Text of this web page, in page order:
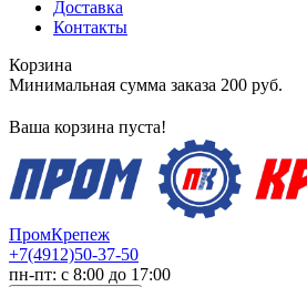
Доставка
Контакты
Корзина
Минимальная сумма заказа 200 руб.
Ваша корзина пуста!
ПромКрепеж
+7(4912)50-37-50
пн-пт: с 8:00 до 17:00